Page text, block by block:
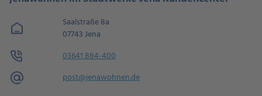
Saalstraße 8a
07743 Jena
03641 884-400
post@jenawohnen.de